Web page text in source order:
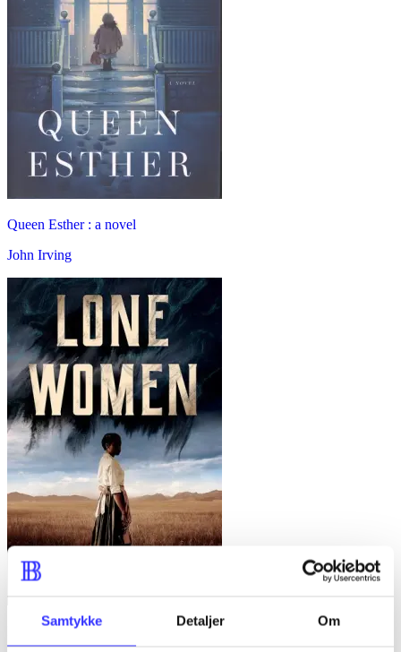
Samtykke Detaljer Om
Queen Esther : a novel
John Irving
Lone women : a novel